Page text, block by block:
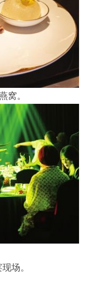
窝。
场。